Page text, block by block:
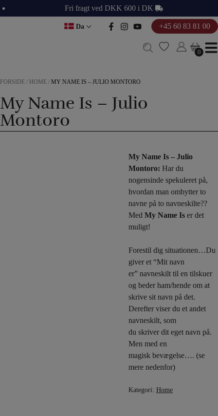
til
Fri fragt ved DKK 600 i DK
Da +45 60 83 81 00
0
0
FORSIDE / HOME / MY NAME IS – JULIO MONTORO
My Name Is – Julio
Montoro
My Name Is – Julio
Montoro: Har du
nogensinde spekuleret på,
hvordan man ombytter to
navne på to navneskilte??
Med My Name Is er det
muligt!
Forestil dig situationen…Du
giver et “Mit navn
er” navneskilt til en tilskuer
og beder ham/hende om at
skrive sit navn på det.
Derefter viser du et andet
navneskilt, som
du skriver dit eget navn på.
Men med en
magisk bevægelse…. (se
mere nedenfor)
Kategori: Home